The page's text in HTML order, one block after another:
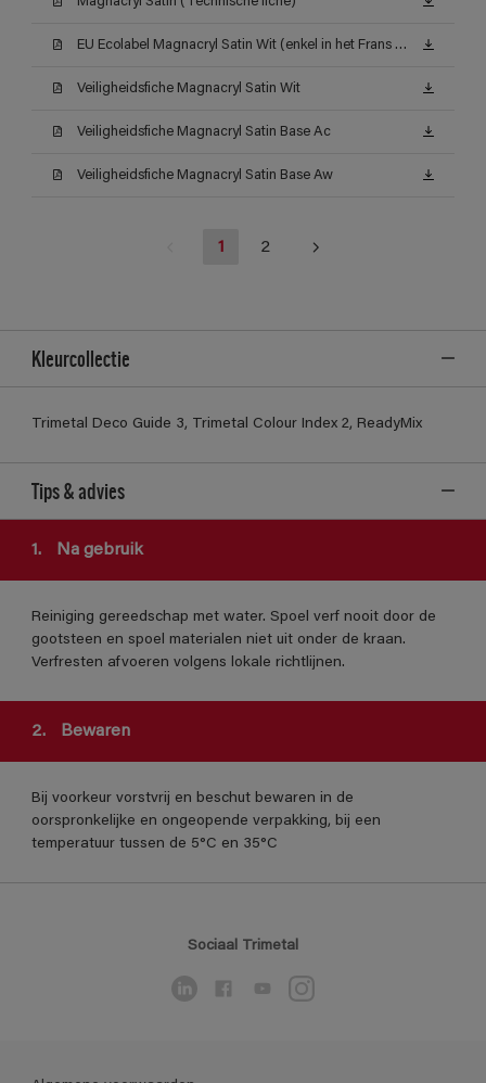
EU Ecolabel Magnacryl Satin Wit (enkel in het Frans beschikbaar)
Veiligheidsfiche Magnacryl Satin Wit
Veiligheidsfiche Magnacryl Satin Base Ac
Veiligheidsfiche Magnacryl Satin Base Aw
1 2
Kleurcollectie
Trimetal Deco Guide 3, Trimetal Colour Index 2, ReadyMix
Tips & advies
1. Na gebruik
Reiniging gereedschap met water. Spoel verf nooit door de
gootsteen en spoel materialen niet uit onder de kraan.
Verfresten afvoeren volgens lokale richtlijnen.
2. Bewaren
Bij voorkeur vorstvrij en beschut bewaren in de
oorspronkelijke en ongeopende verpakking, bij een
temperatuur tussen de 5°C en 35°C
Sociaal Trimetal